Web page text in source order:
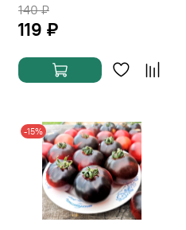
140 ₽
119 ₽
-15%